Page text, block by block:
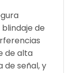
de
de alta
de señal, y